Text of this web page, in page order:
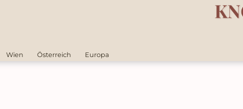
Wien Österreich Europa